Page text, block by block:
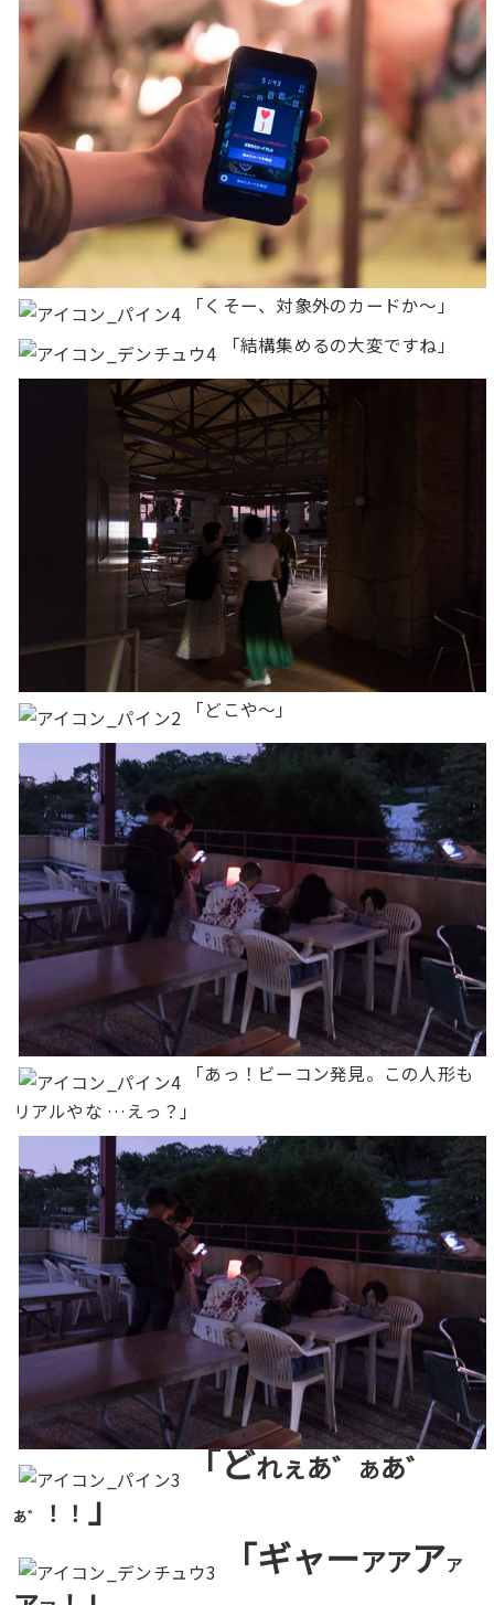
「くそー、対象外のカードか〜」
「結構集めるの大変ですね」
「どこや〜」
「あっ！ビーコン発見。この人形も
リアルやな …えっ？」
「どれぇあ゛ ああ゛
あ゛ ！！ 」
「ギャーアアアア